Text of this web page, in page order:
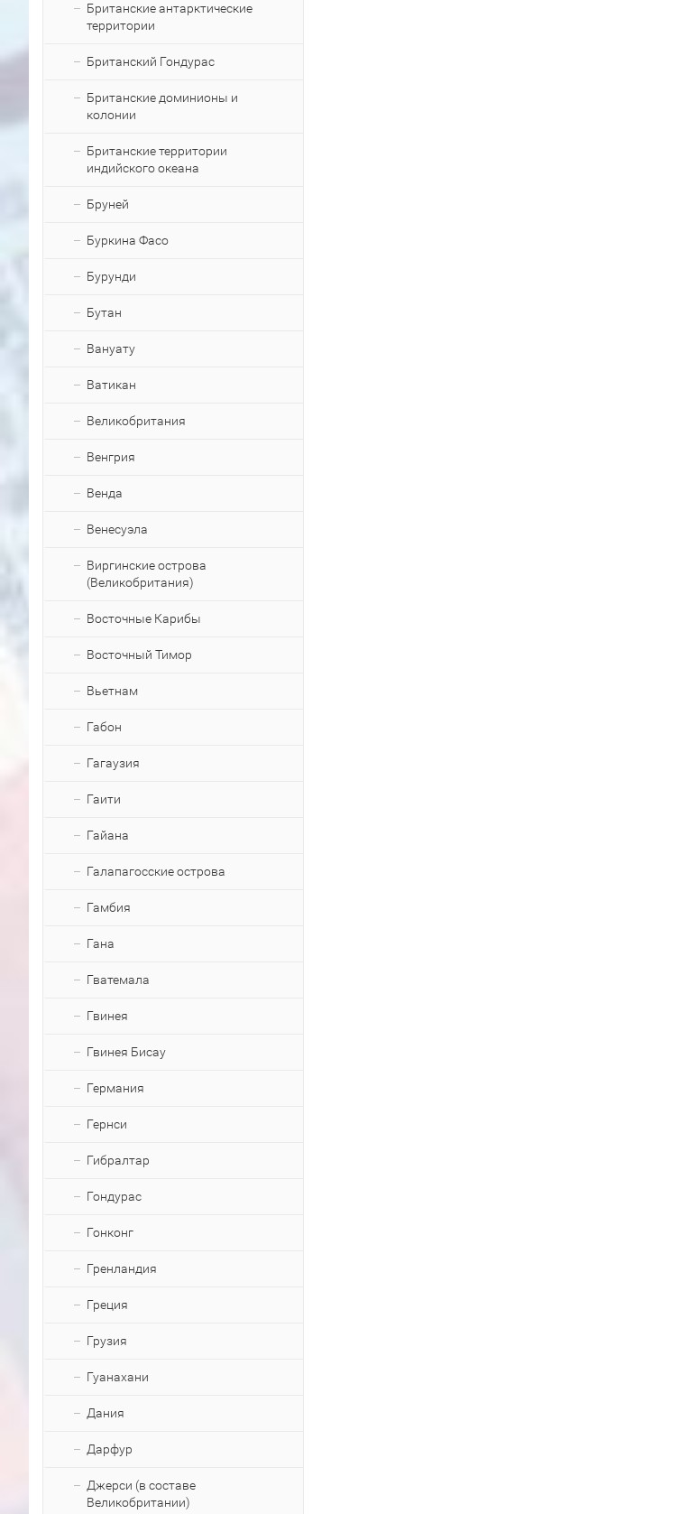
Британские антарктические
территории
Британский Гондурас
Британские доминионы и
колонии
Британские территории
индийского океана
Бруней
Буркина Фасо
Бурунди
Бутан
Вануату
Ватикан
Великобритания
Венгрия
Венда
Венесуэла
Виргинские острова
(Великобритания)
Восточные Карибы
Восточный Тимор
Вьетнам
Габон
Гагаузия
Гаити
Гайана
Галапагосские острова
Гамбия
Гана
Гватемала
Гвинея
Гвинея Бисау
Германия
Гернси
Гибралтар
Гондурас
Гонконг
Гренландия
Греция
Грузия
Гуанахани
Дания
Дарфур
Джерси (в составе
Великобритании)